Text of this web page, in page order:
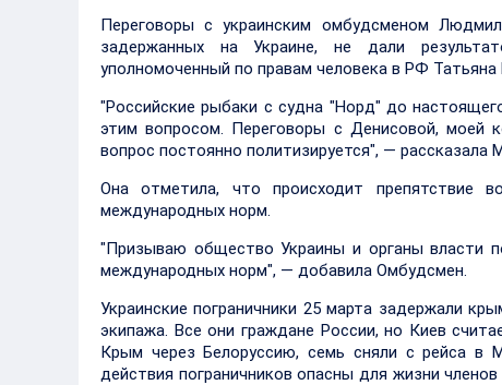
Переговоры с украинским омбудсменом
задержанных на Украине, не дали
уполномоченный по правам человека в РФ Татьяна
"Российские рыбаки с судна "Норд" до
этим вопросом. Переговоры с Денисовой, моей
вопрос постоянно политизируется", — рассказала
Она отметила, что происходит препятствие
международных норм.
"Призываю общество Украины и органы власти
международных норм", — добавила Омбудсмен.
Украинские пограничники 25 марта задержали
экипажа. Все они граждане России, но Киев
Крым через Белоруссию, семь сняли с рейса в
действия пограничников опасны для жизни